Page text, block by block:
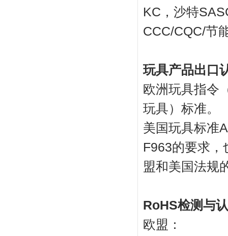
KC，沙特
CCC/CQC/节
玩具产品出口
欧洲玩具指令
玩具）标准。
美国玩具标准
F963的要求
盟和美国法规
RoHS检测与
欧盟：